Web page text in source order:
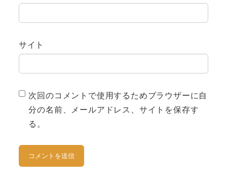
サイト
次回のコメントで使用するためブラウザーに自
分の名前、メールアドレス、サイトを保存す
る。